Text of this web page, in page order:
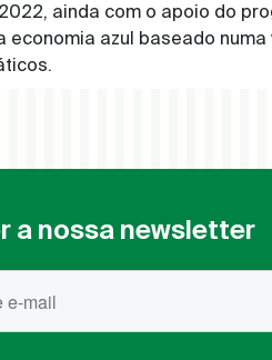
ainda com o apoio do
economia azul baseado
a nossa newsletter